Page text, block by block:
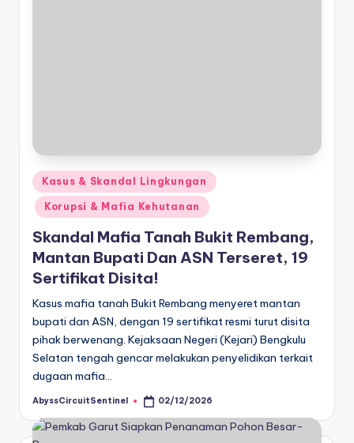
Posted
in
Kasus & Skandal Lingkungan
Korupsi & Mafia Kehutanan
Skandal Mafia Tanah Bukit Rembang,
Mantan Bupati Dan ASN Terseret, 19
Sertifikat Disita!
Kasus mafia tanah Bukit Rembang menyeret mantan
bupati dan ASN, dengan 19 sertifikat resmi turut disita
pihak berwenang. ​Kejaksaan Negeri (Kejari) Bengkulu
Selatan tengah gencar melakukan penyelidikan terkait
dugaan mafia…
Posted
AbyssCircuitSentinel 02/12/2026